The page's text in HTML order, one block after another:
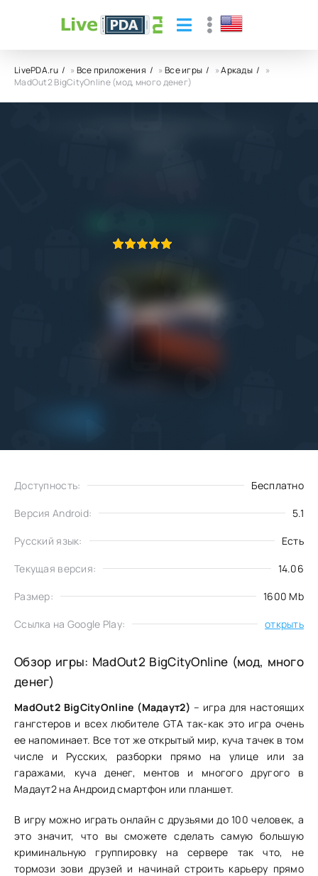
LivePDA.ru »Все приложения »Все игры »Аркады
»
MadOut2 BigCityOnline (мод, много денег)
Доступность: Бесплатно
Версия Android: 5.1
Русский язык: Есть
Текущая версия: 14.06
Размер: 1600 Mb
Ссылка на Google Play: открыть
Обзор игры: MadOut2 BigCityOnline (мод, много
денег)
MadOut2 BigCityOnline (Мадаут2) – игра для настоящих
гангстеров и всех любителе GTA так-как это игра очень
ее напоминает. Все тот же открытый мир, куча тачек в том
числе и Русских, разборки прямо на улице или за
гаражами, куча денег, ментов и многого другого в
Мадаут2 на Андроид смартфон или планшет.
В игру можно играть онлайн с друзьями до 100 человек, а
это значит, что вы сможете сделать самую большую
криминальную группировку на сервере так что, не
тормози зови друзей и начинай строить карьеру прямо